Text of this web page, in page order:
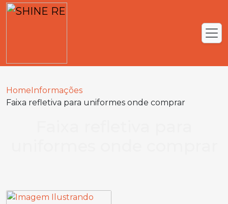
HomeInformações
Faixa refletiva para uniformes onde comprar